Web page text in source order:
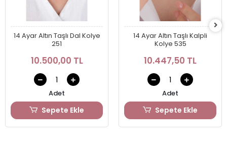
14 Ayar Altın Taşlı Dal Kolye
251
10.500,00 TL
Adet
Sepete Ekle
14 Ayar Altın Taşlı Kalpli
Kolye 535
10.447,50 TL
Adet
Sepete Ekle